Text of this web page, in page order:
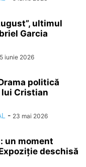
ultimul
Garcia
5 iunie 2026
politică
lui Cristian
- 23 mai 2026
un moment
deschisă